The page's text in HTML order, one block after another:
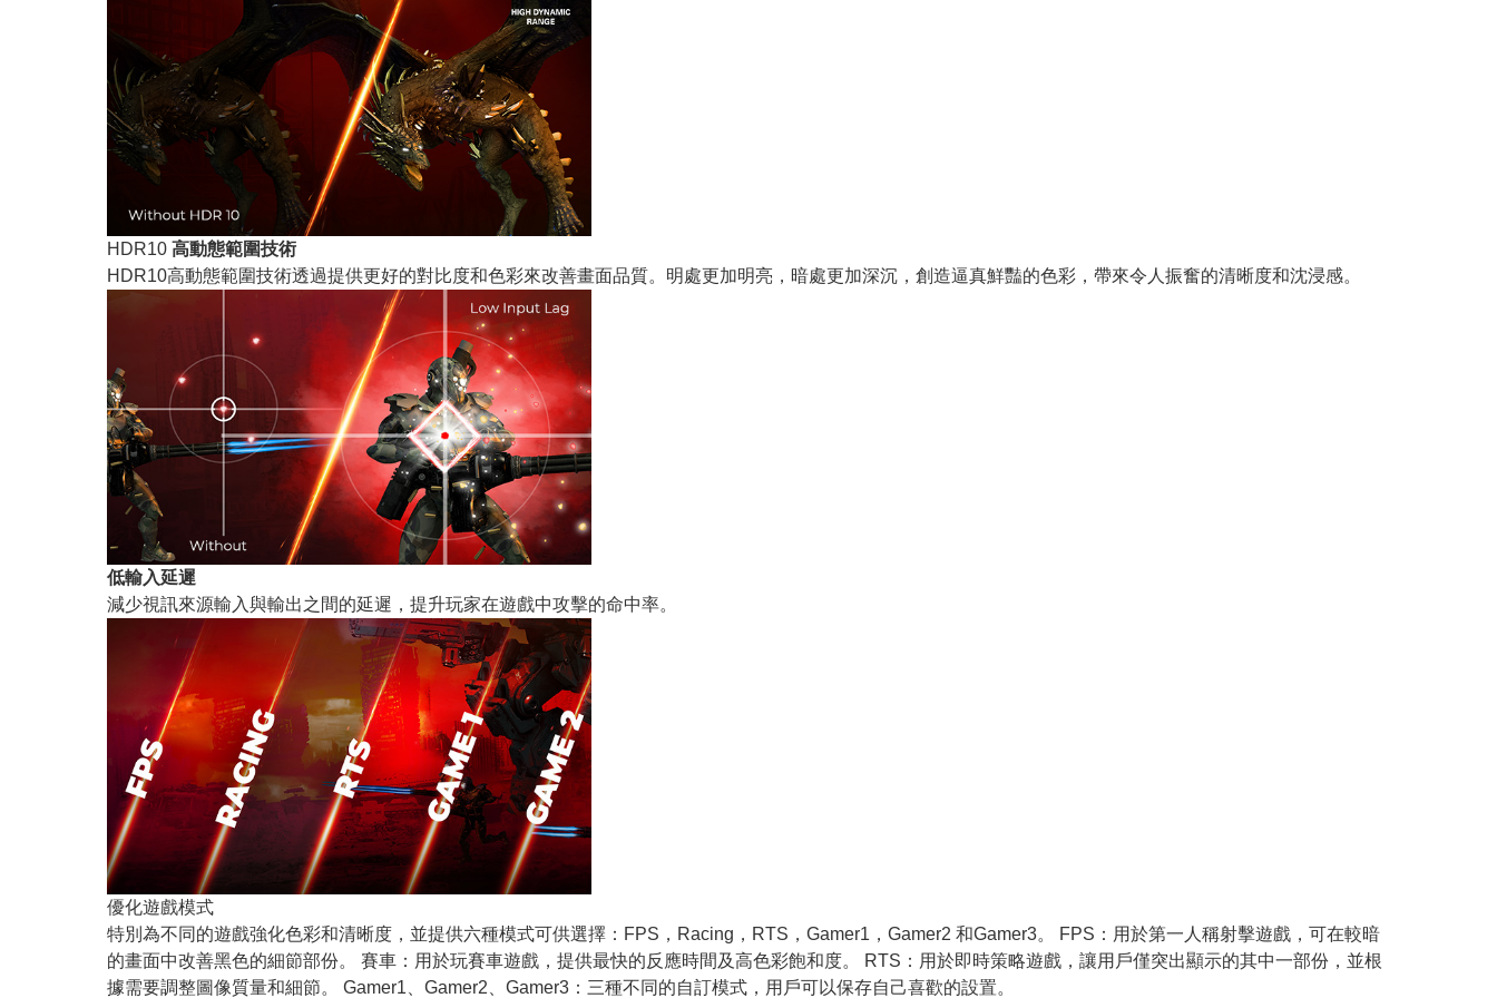
HDR10 高動態範圍技術
HDR10高動態範圍技術透過提供更好的對比度和色彩來改善畫面品質。明處更加明亮，暗處更加深沉，創造逼真鮮豔的色彩，帶來令人振奮的清晰度和沈浸感。
低輸入延遲
減少視訊來源輸入與輸出之間的延遲，提升玩家在遊戲中攻擊的命中率。
優化遊戲模式
特別為不同的遊戲強化色彩和清晰度，並提供六種模式可供選擇：FPS，Racing，RTS，Gamer1，Gamer2 和Gamer3。 FPS：用於第一人稱射擊遊戲，可在較暗
的畫面中改善黑色的細節部份。 賽車：用於玩賽車遊戲，提供最快的反應時間及高色彩飽和度。 RTS：用於即時策略遊戲，讓用戶僅突出顯示的其中一部份，並根
據需要調整圖像質量和細節。 Gamer1、Gamer2、Gamer3：三種不同的自訂模式，用戶可以保存自己喜歡的設置。